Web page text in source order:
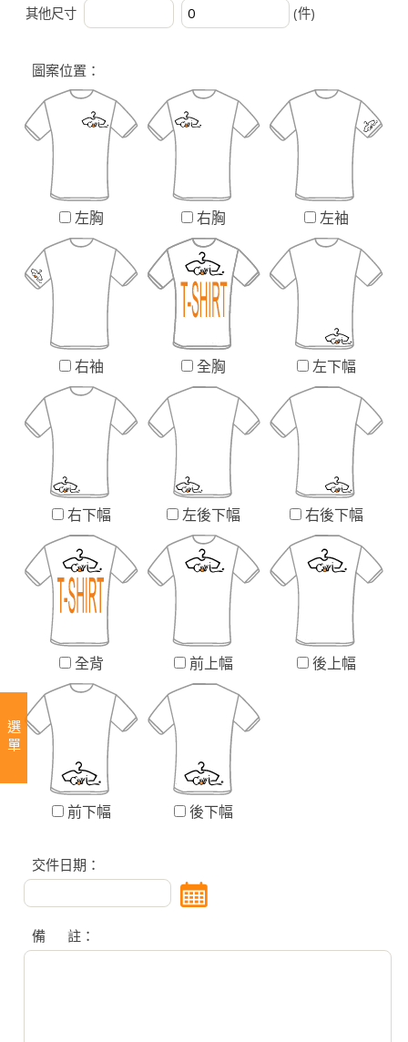
選單
其他尺寸
(件)
圖案位置：
左胸 右胸 左袖
右袖 全胸 左下幅
右下幅 左後下幅 右後下幅
全背 前上幅 後上幅
前下幅 後下幅
交件日期：
備 註：